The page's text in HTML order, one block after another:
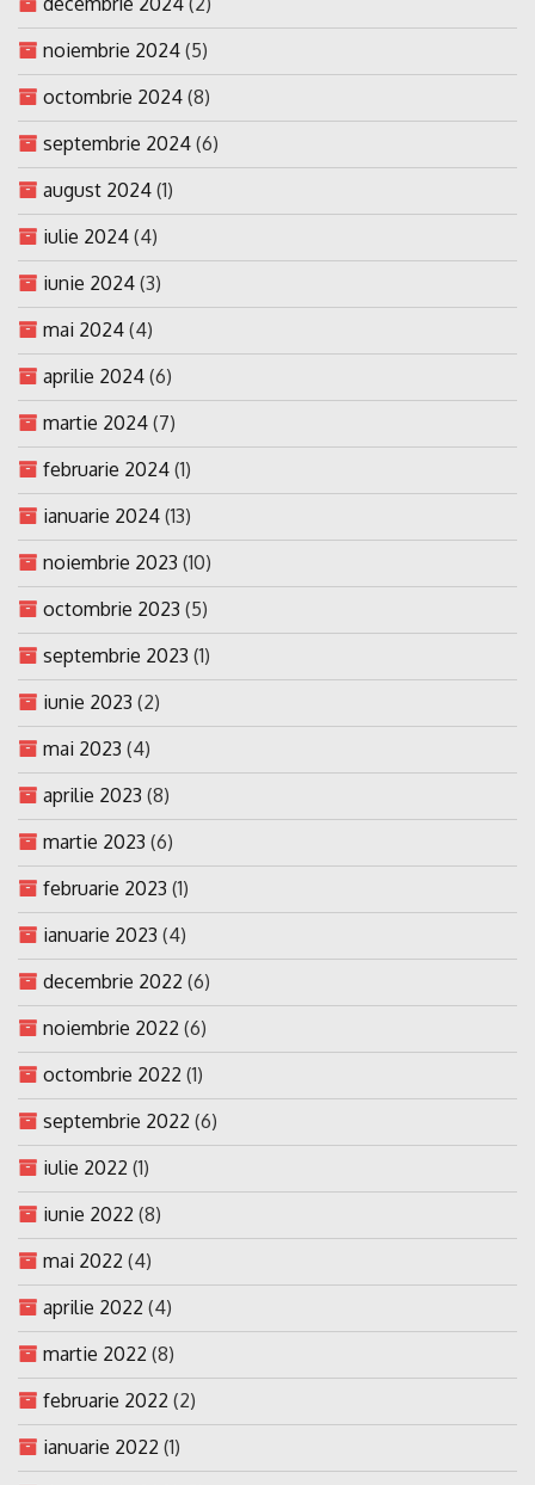
noiembrie 2024 (5)
octombrie 2024 (8)
septembrie 2024 (6)
august 2024 (1)
iulie 2024 (4)
iunie 2024 (3)
mai 2024 (4)
aprilie 2024 (6)
martie 2024 (7)
februarie 2024 (1)
ianuarie 2024 (13)
noiembrie 2023 (10)
octombrie 2023 (5)
septembrie 2023 (1)
iunie 2023 (2)
mai 2023 (4)
aprilie 2023 (8)
martie 2023 (6)
februarie 2023 (1)
ianuarie 2023 (4)
decembrie 2022 (6)
noiembrie 2022 (6)
octombrie 2022 (1)
septembrie 2022 (6)
iulie 2022 (1)
iunie 2022 (8)
mai 2022 (4)
aprilie 2022 (4)
martie 2022 (8)
februarie 2022 (2)
ianuarie 2022 (1)